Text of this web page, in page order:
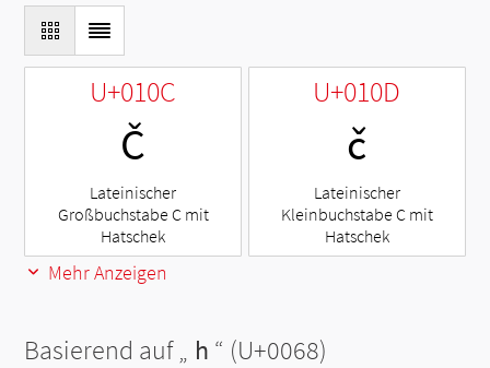
U+010C
Č
Lateinischer
Großbuchstabe C mit
Hatschek
U+010D
č
Lateinischer
Kleinbuchstabe C mit
Hatschek
Mehr Anzeigen
Basierend auf „ h “ (U+0068)